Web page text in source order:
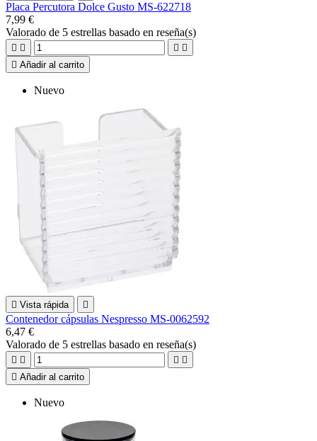
Placa Percutora Dolce Gusto MS-622718
7,99 €
Valorado de 5 estrellas basado en reseña(s)
   
 Añadir al carrito
Nuevo
 Vista rápida 
Contenedor cápsulas Nespresso MS-0062592
6,47 €
Valorado de 5 estrellas basado en reseña(s)
   
 Añadir al carrito
Nuevo